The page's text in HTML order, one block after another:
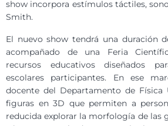
show incorpora estímulos táctiles,
Smith.
El nuevo show tendrá una duración
acompañado de una Feria
recursos educativos diseñados
escolares participantes. En ese
docente del Departamento de Física
figuras en 3D que permiten a
reducida explorar la morfología de las